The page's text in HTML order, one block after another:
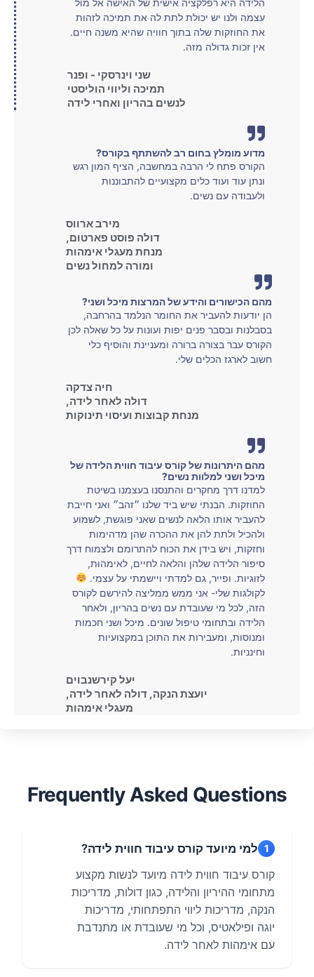
הלידה היא רפלקציה אישית של האישה אל מול
עצמה ולנו יש יכולת לתת לה את תמיכה לזהות
את החוזקות שלה בתוך חוויה שהיא משנה חיים.
אין זכות גדולה מזה.
שני וינרסקי - ופנר
תמיכה וליווי הוליסטי
לנשים בהריון ואחרי לידה
מדוע מומלץ בחום רב להשתתף בקורס?
הקורס פתח לי הרבה במחשבה, הציף המון רגש
ונתן עוד ועוד כלים מקצועיים להתבוננות
ולעבודה עם נשים.
מירב ארווס
דולה פוסט פארטום,
מנחת מעגלי אימהות
ומורה למחול נשים
מהם הכישורים והידע של המרצות מיכל ושני?
הן יודעות להעביר את החומר הנלמד בהרחבה,
בסבלנות ובסבר פנים יפות ועונות על כל שאלה לכן
הקורס עבר בצורה ברורה ומעניינת והוסיף כלי
חשוב לארגז הכלים שלי.‎‎
חיה צדקה
דולה לאחר לידה,
מנחת קבוצות ועיסוי תינוקות
מהם היתרונות של קורס עיבוד חווית הלידה של
מיכל ושני למלוות נשים?
למדנו דרך מחקרים והתנסנו בעצמנו בשיטת
החוזקות. הבנתי שיש ביד שלנו ״זהב״ ואני חייבת
להעביר אותו הלאה לנשים שאני פוגשת, לשמוע
ולהכיל ולתת להן את ההכרה שהן מדהימות
וחזקות, ויש בידן את הכוח להתרומם ולצמוח דרך
סיפור הלידה שלהן והלאה לחיים, לאימהוּת,
לזוגיות. ופייר, גם למדתי ויישמתי על עצמי.
לקולגות שלי- אני ממש ממליצה להירשם לקורס
הזה, לכל מי שעובדת עם נשים בהריון, ולאחר
הלידה ובתחומי טיפול שונים. מיכל ושני חכמות
ומנוסות, ומעבירות את התוכן במקצועיות
וחינניות.
יעל קירשנבוים
יועצת הנקה, דולה לאחר לידה,
מעגלי אימהות